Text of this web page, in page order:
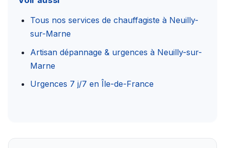
Tous nos services de chauffagiste à Neuilly-
sur-Marne
Artisan dépannage & urgences à Neuilly-sur-
Marne
Urgences 7 j/7 en Île-de-France